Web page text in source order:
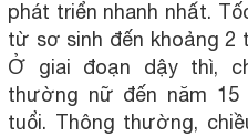
phát triển nhanh nhất.
từ sơ sinh đến khoảng 2
Ở giai đoạn dậy thì,
thường nữ đến năm 15
tuổi. Thông thường,